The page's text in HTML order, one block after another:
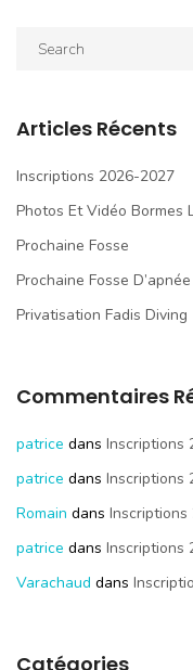
Articles Récents
Inscriptions 2026-2027
Photos Et Vidéo Bormes
Prochaine Fosse
Prochaine Fosse D’apnée
Privatisation Fadis Diving
Commentaires
patrice dans Inscriptions
patrice dans Inscriptions
Romain dans
patrice dans Inscriptions
Varachaud dans
Catégories